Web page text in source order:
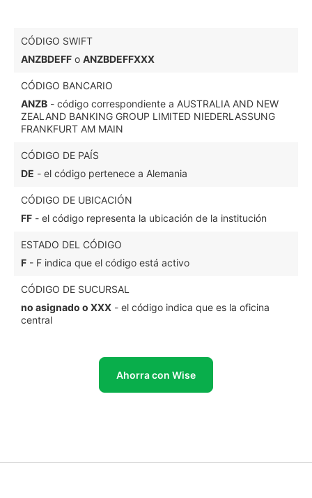
CÓDIGO SWIFT
ANZBDEFF o ANZBDEFFXXX
CÓDIGO BANCARIO
ANZB - código correspondiente a AUSTRALIA AND NEW
ZEALAND BANKING GROUP LIMITED NIEDERLASSUNG
FRANKFURT AM MAIN
CÓDIGO DE PAÍS
DE - el código pertenece a Alemania
CÓDIGO DE UBICACIÓN
FF - el código representa la ubicación de la institución
ESTADO DEL CÓDIGO
F - F indica que el código está activo
CÓDIGO DE SUCURSAL
no asignado o XXX - el código indica que es la oficina
central
Ahorra con Wise